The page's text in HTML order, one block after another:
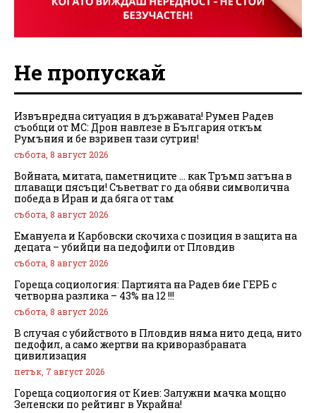
Не пропускай
Извънредна ситуация в държавата! Румен Радев
съобщи от МС: Дрон навлезе в България откъм
Румъния и бе взривен тази сутрин!
събота, 8 август 2026
Войната, митата, паметниците … как Тръмп затъна в
плаващи пясъци! Съветват го да обяви символична
победа в Иран и да бяга от там
събота, 8 август 2026
Емануела и Карбовски скочиха с позиция в защита на
децата – убийци на педофили от Пловдив
събота, 8 август 2026
Гореща социология: Партията на Радев бие ГЕРБ с
четворна разлика – 43% на 12 !!!
събота, 8 август 2026
В случая с убийството в Пловдив няма нито деца, нито
педофил, а само жертви на криворазбраната
цивилизация
петък, 7 август 2026
Гореща социология от Киев: Залужни мачка мощно
Зеленски по рейтинг в Украйна!